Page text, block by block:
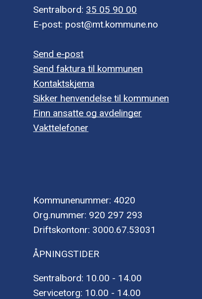
Sentralbord: 35 05 90 00
E-post: post@mt.kommune.no
Send e-post
Send faktura til kommunen
Kontaktskjema
Sikker henvendelse til kommunen
Finn ansatte og avdelinger
Vakttelefoner
Kommunenummer: 4020
Org.nummer: 920 297 293
Driftskontonr: 3000.67.53031
ÅPNINGSTIDER
Sentralbord: 10.00 - 14.00
Servicetorg: 10.00 - 14.00